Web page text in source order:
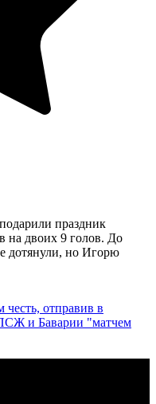
праздник
на двоих 9 голов. До
дотянули, но Игорю
отправив в
и Баварии "матчем